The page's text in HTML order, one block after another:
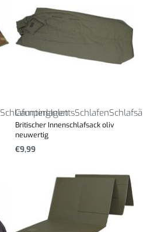
Schlafunterlagen
CampingInlettsSchlafen
Britischer Innenschlafsack oliv
neuwertig
€9,99